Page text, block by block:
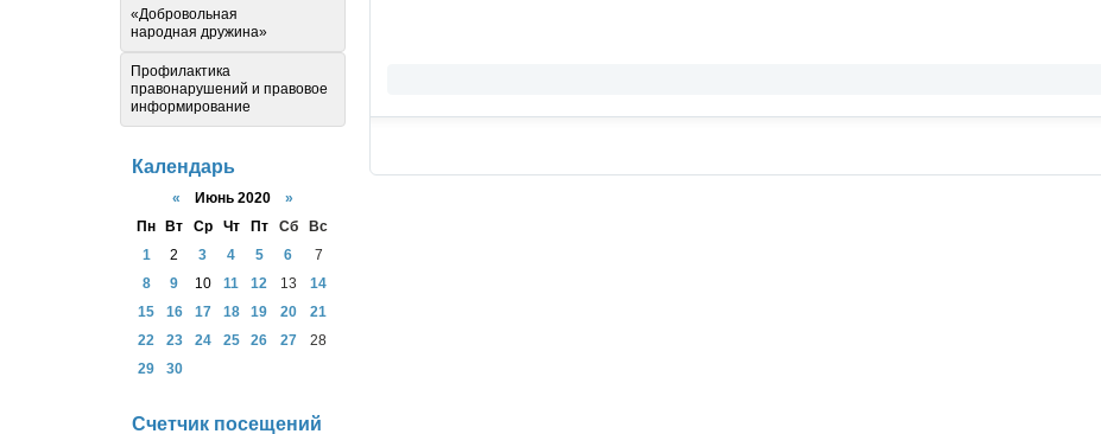
«Добровольная
народная дружина»
Профилактика
правонарушений и правовое
информирование
Календарь
« Июнь 2020 »
Пн
Вт Ср Чт Пт Сб
Вс
1
2 3 4 5 6
7
8
9 10 11 12 13
14
15
16 17 18 19 20
21
22
23 24 25 26 27
28
29
30
Счетчик посещений